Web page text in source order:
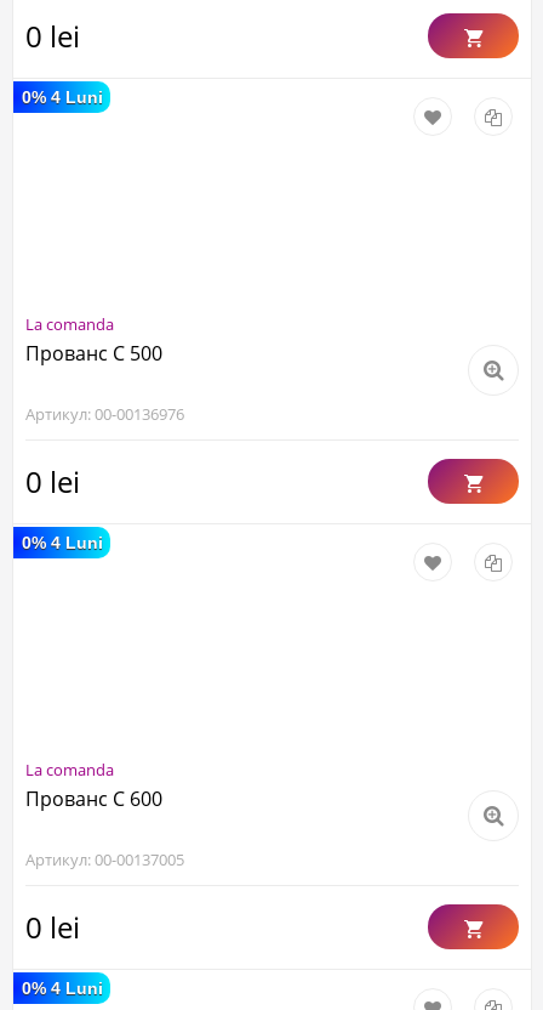
0 lei
La comanda
Прованс С 500
Артикул: 00-00136976
0 lei
0% 4 Luni
La comanda
Прованс С 600
Артикул: 00-00137005
0 lei
0% 4 Luni
0% 4 Luni